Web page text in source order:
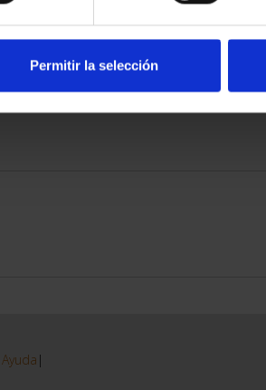
Permitir la selección
Ayuda |